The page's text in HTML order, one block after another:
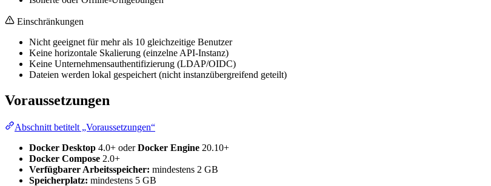
Einschränkungen
Nicht geeignet für mehr als 10 gleichzeitige Benutzer
Keine horizontale Skalierung (einzelne API-Instanz)
Keine Unternehmensauthentifizierung (LDAP/OIDC)
Dateien werden lokal gespeichert (nicht instanzübergreifend geteilt)
Voraussetzungen
Abschnitt betitelt „Voraussetzungen“
Docker Desktop 4.0+ oderDocker Engine 20.10+
Docker Compose 2.0+
Verfügbarer Arbeitsspeicher: mindestens 2 GB
Speicherplatz: mindestens 5 GB